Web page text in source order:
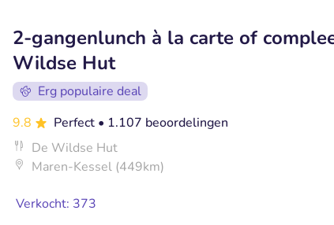
2-gangenlunch à la carte of
Wildse Hut
Erg populaire deal
9.8
Perfect • 1.107 beoordelingen
De Wildse Hut
Maren-Kessel (449km)
Verkocht: 373